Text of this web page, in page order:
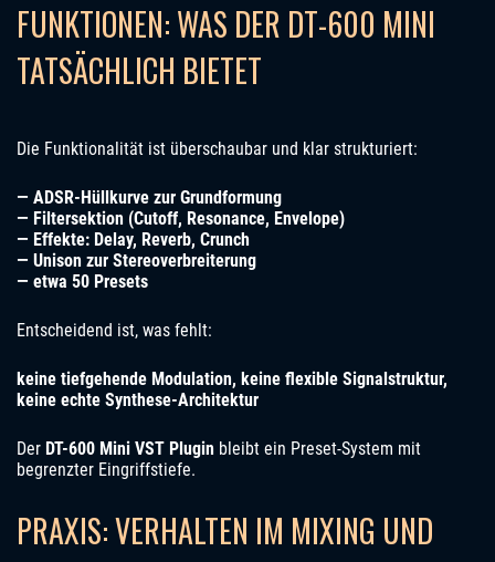
FUNKTIONEN: WAS DER DT-600 MINI
TATSÄCHLICH BIETET
Die Funktionalität ist überschaubar und klar strukturiert:
— ADSR-Hüllkurve zur Grundformung
— Filtersektion (Cutoff, Resonance, Envelope)
— Effekte: Delay, Reverb, Crunch
— Unison zur Stereoverbreiterung
— etwa 50 Presets
Entscheidend ist, was fehlt:
keine tiefgehende Modulation, keine flexible Signalstruktur,
keine echte Synthese-Architektur
Der DT-600 Mini VST Plugin bleibt ein Preset-System mit
begrenzter Eingriffstiefe.
PRAXIS: VERHALTEN IM MIXING UND